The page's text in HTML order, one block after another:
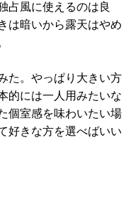
占風に使えるのは良
は暗いから露天はやめ
た。やっぱり大きい方
的には一人用みたいな
個室感を味わいたい場
好きな方を選べばいい